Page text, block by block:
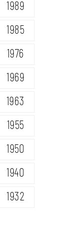
1989
1985
1976
1969
1963
1955
1950
1940
1932